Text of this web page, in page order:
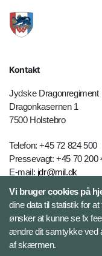
Kontakt
Jydske Dragonregiment
Dragonkasernen 1
7500 Holstebro
Telefon: +45 72 824 500
Pressevagt: +45 70 200
E-mail: jdr@mil.dk
Databeskyttelse
Følg Jydske
Vi bruger cookies på
dine data til statistik for
ønsker at kunne se fx
ændre dit samtykke ved
af skærmen.